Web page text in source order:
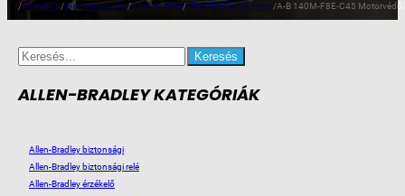
/Webshop/Ipari automatika/Allen-Bradley/Allen-Bradley védelem/A-B 140M-F8E-C45 Motorvédő
Search
for:
ALLEN-BRADLEY KATEGÓRIÁK
Allen-Bradley biztonsági
Allen-Bradley biztonsági relé
Allen-Bradley érzékelő